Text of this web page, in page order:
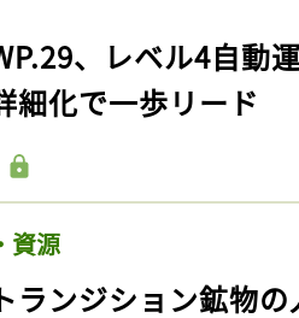
、レベル4自動
細化で一歩リード
資源
ランジション鉱物